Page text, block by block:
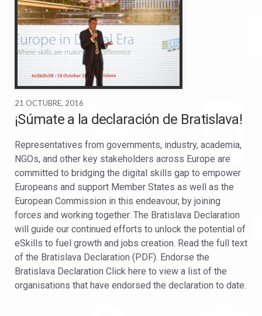
21 OCTUBRE, 2016
¡Súmate a la declaración de Bratislava!
Representatives from governments, industry, academia,
NGOs, and other key stakeholders across Europe are
committed to bridging the digital skills gap to empower
Europeans and support Member States as well as the
European Commission in this endeavour, by joining
forces and working together. The Bratislava Declaration
will guide our continued efforts to unlock the potential of
eSkills to fuel growth and jobs creation. Read the full text
of the Bratislava Declaration (PDF). Endorse the
Bratislava Declaration Click here to view a list of the
organisations that have endorsed the declaration to date.